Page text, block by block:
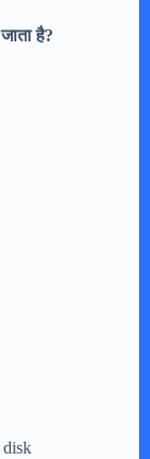
है?
disk